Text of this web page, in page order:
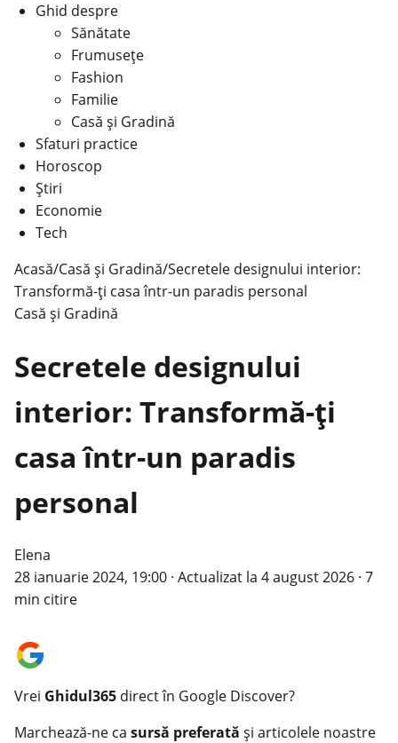
Ghid despre
Sănătate
Frumusețe
Fashion
Familie
Casă şi Gradină
Sfaturi practice
Horoscop
Știri
Economie
Tech
Acasă/Casă şi Gradină/Secretele designului interior:
Transformă-ți casa într-un paradis personal
Casă şi Gradină
Secretele designului
interior: Transformă-ți
casa într-un paradis
personal
Elena
28 ianuarie 2024, 19:00 · Actualizat la 4 august 2026 · 7
min citire
Vrei Ghidul365 direct în Google Discover?
Marchează-ne ca sursă preferată și articolele noastre